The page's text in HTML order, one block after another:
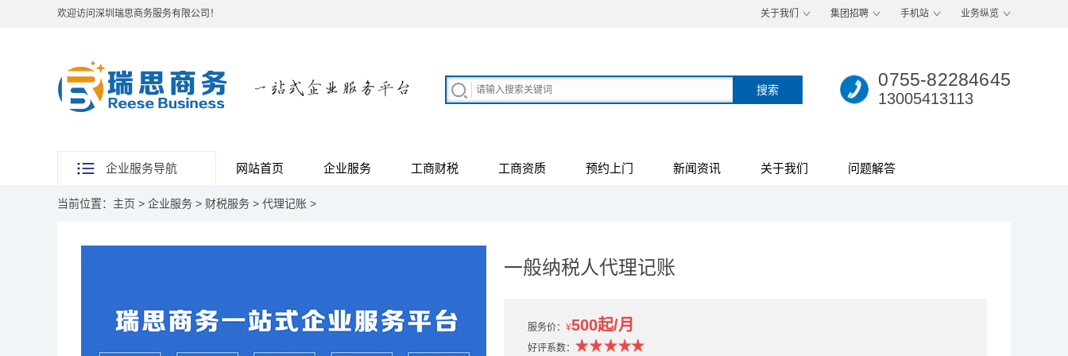
欢迎访问深圳瑞思商务服务有限公司！ 关于我们 集团招聘 手机站 业务纵览
0755-82284645
13005413113
企业服务导航 网站首页 企业服务 工商财税 工商资质 预约上门 新闻资讯 关于我们 问题解答
当前位置： 主页 > 企业服务 > 财税服务 > 代理记账 >
一般纳税人代理记账
服务价： ¥500起/月
好评系数：